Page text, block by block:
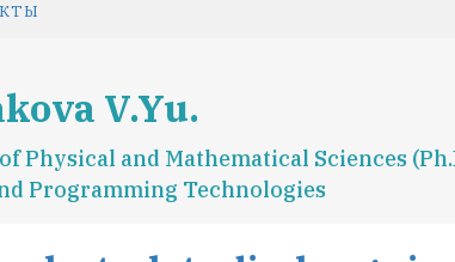
V.Yu.
Physical and Mathematical Sciences
Programming Technologies